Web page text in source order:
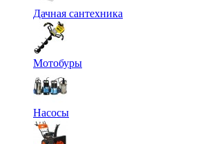
Дачная сантехника
Мотобуры
Насосы